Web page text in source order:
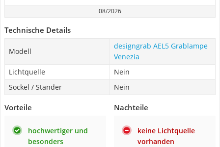
08/2026
Technische Details
Modell
designgrab AEL5 Grablampe
Venezia
Lichtquelle
Nein
Sockel / Ständer
Nein
Vorteile
hochwertiger und
besonders
Nachteile
keine Lichtquelle
vorhanden